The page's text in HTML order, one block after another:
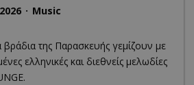
Music
της Παρασκευής γεμίζουν με
ελληνικές και διεθνείς μελωδίες